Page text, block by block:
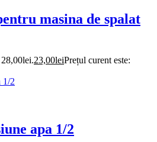
masina de spalat
23,00leiPrețul curent este:
apa 1/2